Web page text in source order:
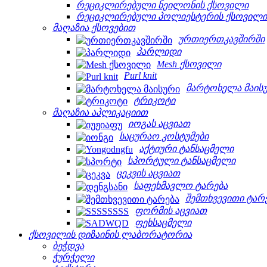
რეციკლირებული ნეილონის ქსოვილი
რეციკლირებული პოლიესტერის ქსოვილი
მაღაზია ქსოვებით
ურთიერთკავშირში
პარლიდი
Mesh ქსოვილი
Purl knit
მარტოხელა
ტრიკოტი
მაღაზია აპლიკაციით
იოგას აცვიათ
საცურაო კოსტუმები
აქტიური ტანსაცმელი
სპორტული ტანსაცმელი
ცეკვის აცვიათ
საფეხმავლო ტარება
შემთხვევითი
ფორმის აცვიათ
ფეხსაცმელი
ქსოვილის დიზაინის ლაბორატორია
ბეჭდვა
ჭურჭელი